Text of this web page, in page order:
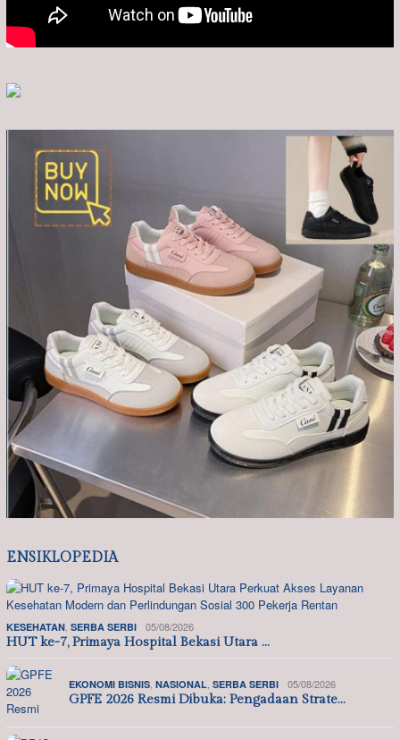
ENSIKLOPEDIA
KESEHATAN SERBA SERBI 05/08/2026
HUT ke-7, Primaya Hospital Bekasi Utara …
EKONOMI BISNIS NASIONAL SERBA SERBI 05/08/2026
GPFE 2026 Resmi Dibuka: Pengadaan Strate…